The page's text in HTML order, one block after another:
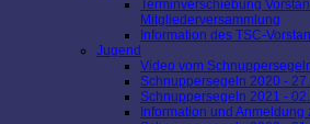
Terminverschiebung
Mitgliederversammlung
Information des TSC-
Jugend
Video vom
Schnuppersegeln 2020 -
Schnuppersegeln 2021 -
Information und